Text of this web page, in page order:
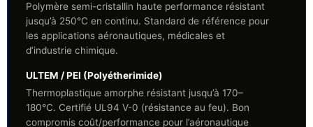
Polymère semi-cristallin haute performance résistant
jusqu’à 250°C en continu. Standard de référence pour
les applications aéronautiques, médicales et
d’industrie chimique.
ULTEM / PEI (Polyétherimide)
Thermoplastique amorphe résistant jusqu’à 170–
180°C. Certifié UL94 V-0 (résistance au feu). Bon
compromis coût/performance pour l’aéronautique